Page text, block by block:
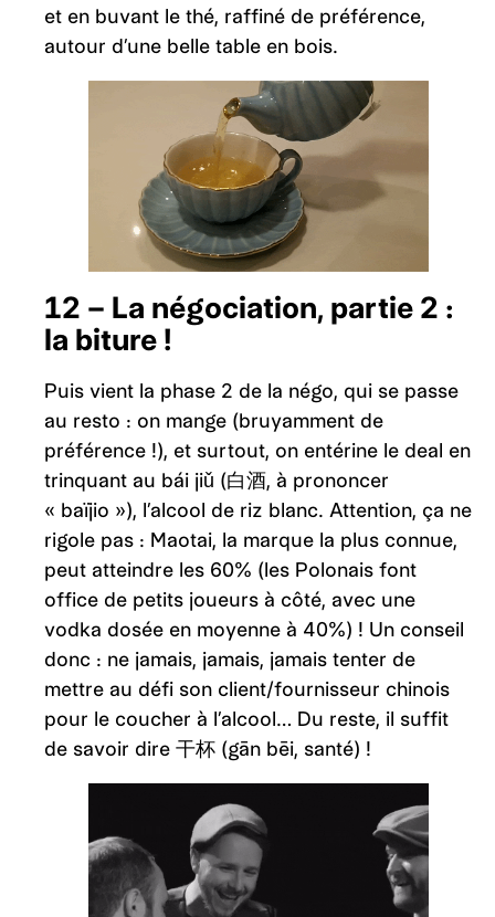
et en buvant le thé, raffiné de préférence,
autour d’une belle table en bois.
12 – La négociation, partie 2 :
la biture !
Puis vient la phase 2 de la négo, qui se passe
au resto : on mange (bruyamment de
préférence !), et surtout, on entérine le deal en
trinquant au bái jiǔ (白酒, à prononcer
« baïjio »), l’alcool de riz blanc. Attention, ça ne
rigole pas : Maotai, la marque la plus connue,
peut atteindre les 60% (les Polonais font
office de petits joueurs à côté, avec une
vodka dosée en moyenne à 40%) ! Un conseil
donc : ne jamais, jamais, jamais tenter de
mettre au défi son client/fournisseur chinois
pour le coucher à l’alcool… Du reste, il suffit
de savoir dire 干杯 (gān bēi, santé) !